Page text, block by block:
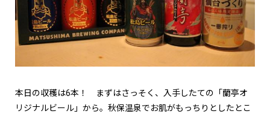
本日の収穫は6本！ まずはさっそく、入手したての「蘭亭オ
リジナルビール」から。秋保温泉でお肌がもっちりとしたとこ